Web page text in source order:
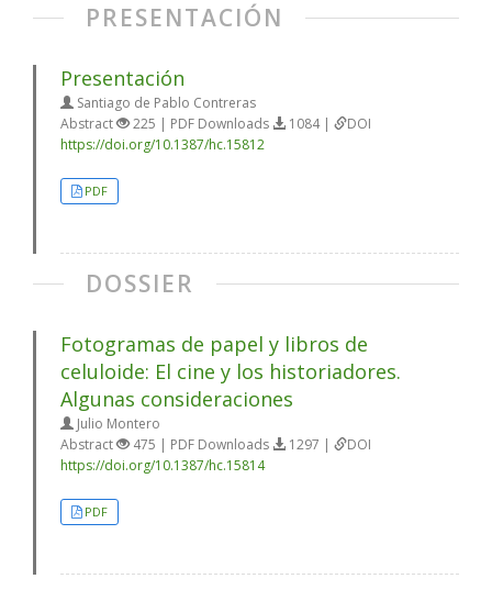
PRESENTACIÓN
Presentación
Santiago de Pablo Contreras
Abstract
225 | PDF Downloads 1084 |
DOI
https://doi.org/10.1387/hc.15812
PDF
DOSSIER
Fotogramas de papel y libros de
celuloide: El cine y los historiadores.
Algunas consideraciones
Julio Montero
Abstract
475 | PDF Downloads 1297 |
DOI
https://doi.org/10.1387/hc.15814
PDF